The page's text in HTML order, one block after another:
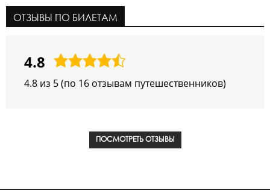
ОТЗЫВЫ ПО БИЛЕТАМ
4.8
4,8
4.8 из 5 (по 16 отзывам путешественников)
ПОСМОТРЕТЬ ОТЗЫВЫ